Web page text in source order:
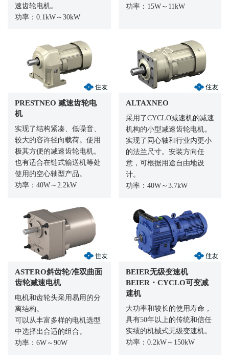
速齿轮电机。
功率：0.1kW～30kW
功率：15W～11kW
PRESTNEO 减速齿轮电
机
实现了结构紧凑、低噪音、
较大的容许径向载荷。使用
极其方便的减速齿轮电机。
也有适合在链式输送机等处
使用的空心轴型产品。
功率：40W～2.2kW
ALTAXNEO
采用了CYCLO减速机的减速
机构的小型减速齿轮电机。
实现了同心轴和行业内更小
的法兰尺寸。安装方向任
意，可根据用途自由地设
计。
功率：40W～3.7kW
ASTERO斜齿轮/准双曲面
齿轮减速电机
电机和齿轮头采用易用的分
离结构。
可以从丰富多样的电机选型
中选择出合适的组合。
功率：6W～90W
BEIER无级变速机
BEIER・CYCLO可变减
速机
大功率和较长的使用寿命，
具有50年以上的传统和信任
实绩的机械式无级变速机。
功率：0.2kW～150kW